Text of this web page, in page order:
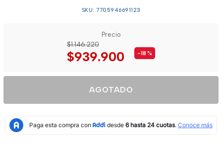
SKU: 7705946691123
Precio
$1.146.220
$939.900 -18 %
AGOTADO